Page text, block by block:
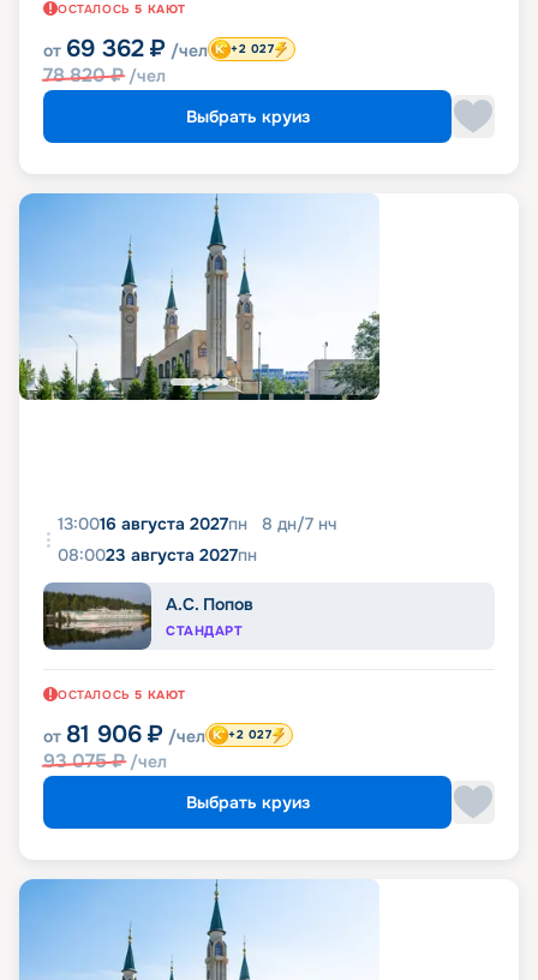
ОСТАЛОСЬ 5 КАЮТ
от 69 362 ₽ /чел
78 820₽ /чел
+2 027
Выбрать круиз
13:0016 августа 2027пн 8 дн/7 нч
08:0023 августа 2027пн
А.С. Попов
СТАНДАРТ
ОСТАЛОСЬ 5 КАЮТ
от 81 906 ₽ /чел
93 075₽ /чел
+2 027
Выбрать круиз